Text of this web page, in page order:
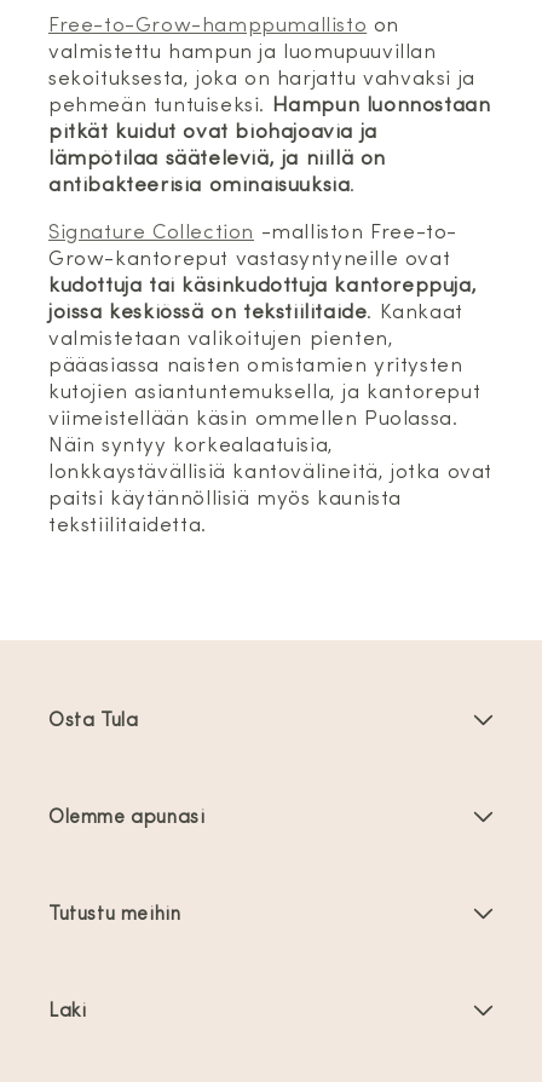
Free-to-Grow-hamppumallisto on
valmistettu hampun ja luomupuuvillan
sekoituksesta, joka on harjattu vahvaksi ja
pehmeän tuntuiseksi.
Hampun luonnostaan
pitkät kuidut ovat biohajoavia ja
lämpötilaa sääteleviä, ja niillä on
antibakteerisia ominaisuuksia.
Signature Collection -malliston Free-to-
Grow-kantoreput vastasyntyneille ovat
kudottuja tai käsinkudottuja kantoreppuja,
joissa keskiössä on tekstiilitaide. Kankaat
valmistetaan valikoitujen pienten,
pääasiassa naisten omistamien yritysten
kutojien asiantuntemuksella, ja kantoreput
viimeistellään käsin ommellen Puolassa.
Näin syntyy korkealaatuisia,
lonkkaystävällisiä kantovälineitä, jotka ovat
paitsi käytännöllisiä myös kaunista
tekstiilitaidetta.
Osta Tula
Tarjoukset
Olemme apunasi
Tutustu meihin
Laki